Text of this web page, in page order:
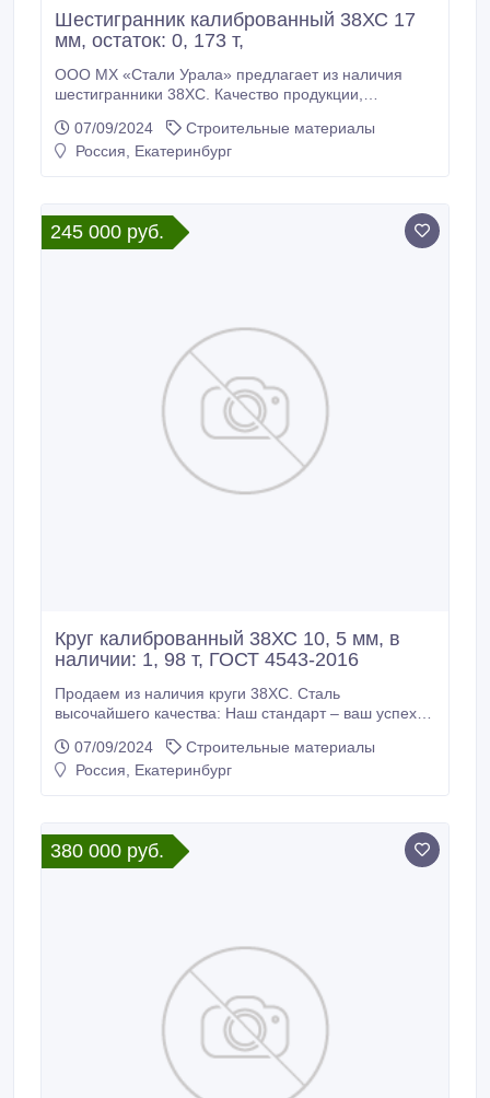
Шестигранник калиброванный 38ХС 17
мм, остаток: 0, 173 т,
ООО МХ «Стали Урала» предлагает из наличия
шестигранники 38ХС. Качество продукции,
Екатеринбург. Доставка по России * Шестигранник
калиброванный 38ХС 17 мм, вес: 0, 173 т, ГОСТ
07/09/2024
Строительные материалы
Россия, Екатеринбург
245 000 руб.
Круг калиброванный 38ХС 10, 5 мм, в
наличии: 1, 98 т, ГОСТ 4543-2016
Продаем из наличия круги 38ХС. Сталь
высочайшего качества: Наш стандарт – ваш успех.
Производство РФ. * Круг калиброванный 38ХС 10, 5
мм, вес: 1, 98 т, отжиг ГОСТ 7417-75, ГОСТ 4543-
цена: 245000 руб.
07/09/2024
Строительные материалы
Россия, Екатеринбург
380 000 руб.